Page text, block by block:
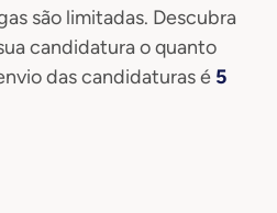
são limitadas. Descubra
candidatura o quanto
das candidaturas é 5